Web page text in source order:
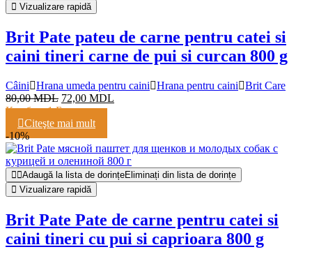
Vizualizare rapidă
Brit Pate pateu de carne pentru catei si
caini tineri carne de pui si curcan 800 g
Câini Hrana umeda pentru caini Hrana pentru caini
Brit Care
80,00MDL 72,00 MDL
Кешбэк:1 Балл
Citeşte mai mult
-10%
Adaugă la lista de dorințeEliminați din lista de dorințe
Vizualizare rapidă
Brit Pate Pate de carne pentru catei si
caini tineri cu pui si caprioara 800 g